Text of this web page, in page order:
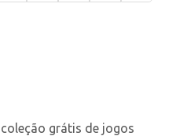
grátis de jogos